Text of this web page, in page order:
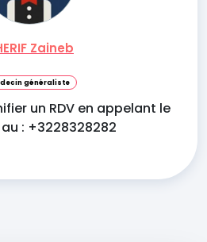
Zaineb
généraliste
un RDV en appelant le
: +3228328282